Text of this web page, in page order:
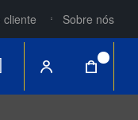
cliente Sobre nós